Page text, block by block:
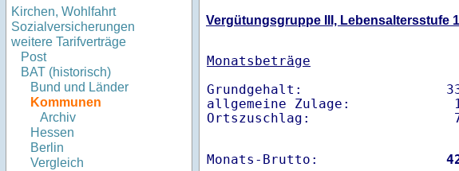
Kirchen, Wohlfahrt
Sozialversicherungen
weitere Tarifverträge
Post
BAT (historisch)
Bund und Länder
Kommunen
Archiv
Hessen
Berlin
Vergleich
Vergütungsgruppe III, Lebensaltersstufe
Monatsbeträge
Grundgehalt:
allgemeine Zulage:
Ortszuschlag:
Monats-Brutto: